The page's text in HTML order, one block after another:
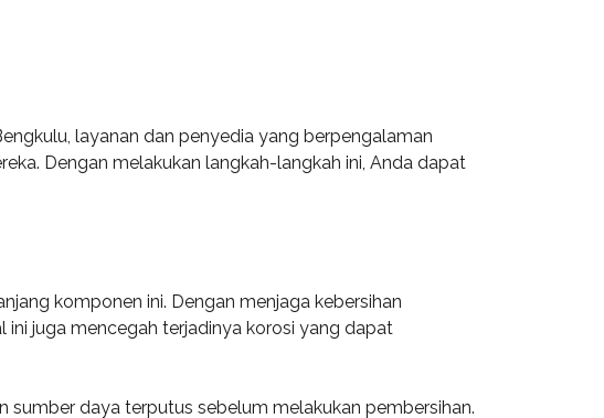
layanan dan penyedia yang berpengalaman
Dengan melakukan langkah-langkah ini, Anda dapat
komponen ini. Dengan menjaga kebersihan
juga mencegah terjadinya korosi yang dapat
daya terputus sebelum melakukan pembersihan.